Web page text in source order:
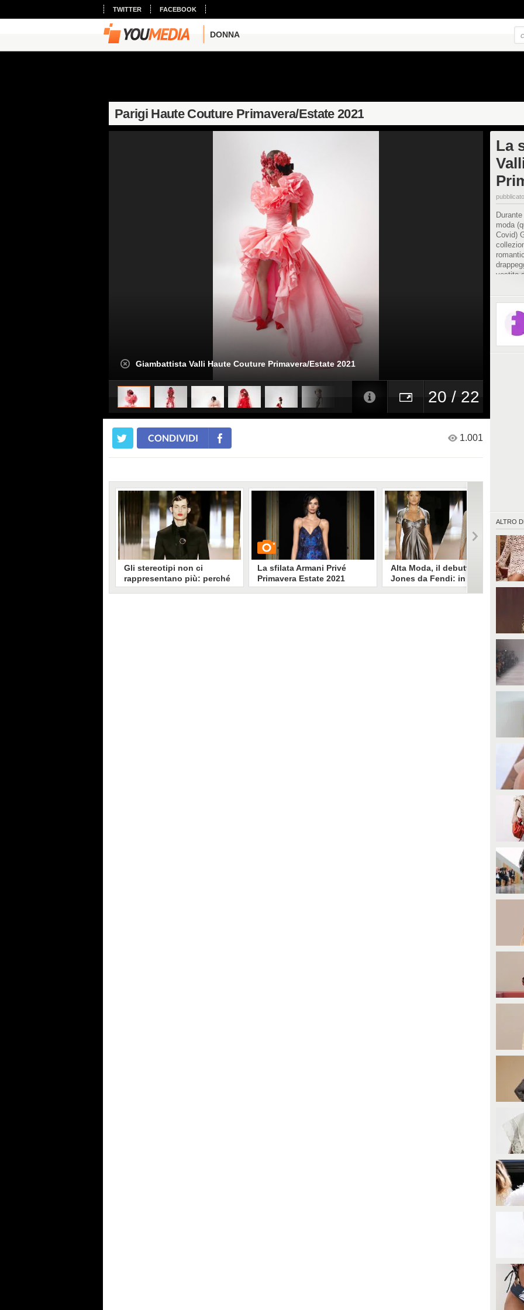
TWITTER FACEBOOK
DONNA
Parigi Haute Couture Primavera/Estate 2021
Giambattista Valli Haute Couture Primavera/Estate 2021
20 / 22
La
moda
Covid)
vestite
di
di
Siviglia.
ALTRO DI
CONDIVIDI 1.001
Gli stereotipi non ci
rappresentano più: perché
ci stupiamo degli uomini
La sfilata Armani Privé
Primavera Estate 2021
Alta Moda, il debutto di Kim
Jones da Fendi: in
passerella Demi Moore e
Fendi: al fianco di Silvia Venturini
ora c'è Kim Jones, già designer di
preziosi e stivali. In passerella top